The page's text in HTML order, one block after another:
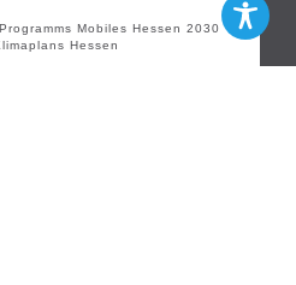
Mobiles Hessen 2030
Hessen